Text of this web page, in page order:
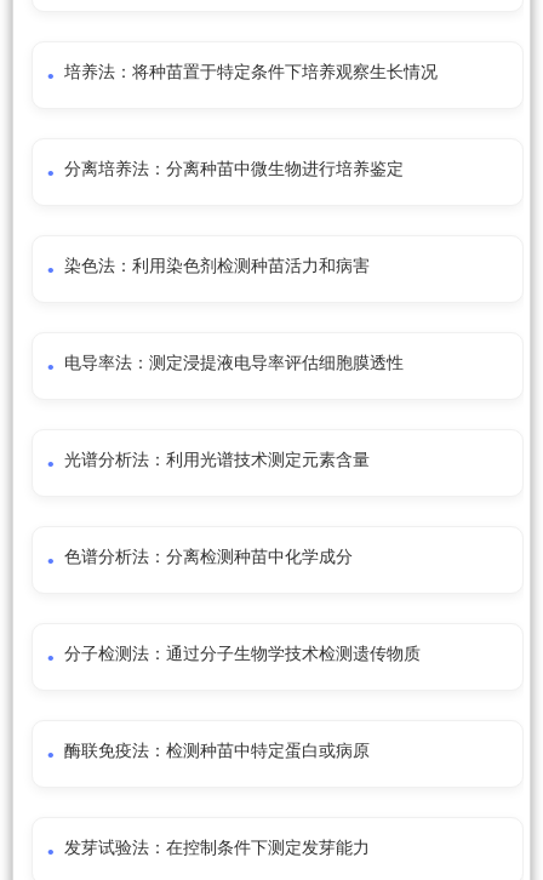
培养法：将种苗置于特定条件下培养观察生长情况
分离培养法：分离种苗中微生物进行培养鉴定
染色法：利用染色剂检测种苗活力和病害
电导率法：测定浸提液电导率评估细胞膜透性
光谱分析法：利用光谱技术测定元素含量
色谱分析法：分离检测种苗中化学成分
分子检测法：通过分子生物学技术检测遗传物质
酶联免疫法：检测种苗中特定蛋白或病原
发芽试验法：在控制条件下测定发芽能力